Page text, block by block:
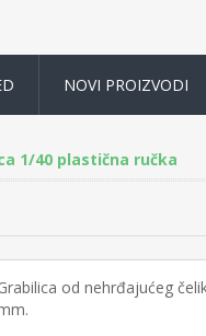
NOVI PROIZVODI
1/40 plastična ručka
od nehrđajućeg